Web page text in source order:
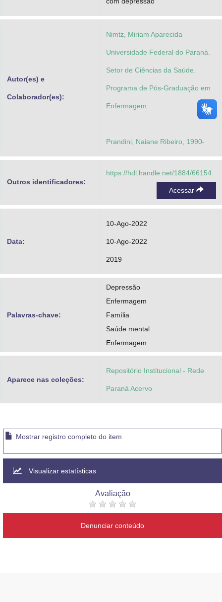
Autor(es) e
Colaborador(es):
Nimtz, Miriam Aparecida
Universidade Federal do Paraná.
Setor de Ciências da Saúde.
Programa de Pós-Graduação em
Enfermagem
Prandini, Naiane Ribeiro, 1990-
Outros identificadores:
https://hdl.handle.net/1884/66154
Acessar
Data:
10-Ago-2022
10-Ago-2022
2019
Palavras-chave:
Depressão
Enfermagem
Família
Saúde mental
Enfermagem
Aparece nas coleções:
Repositório Institucional - Rede
Paraná Acervo
Mostrar registro completo do item
Visualizar estatísticas
Avaliação
Denunciar conteúdo